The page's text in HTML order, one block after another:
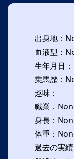
出身地：
血液型：
生年月日：
乗馬歴：
趣味：
職業：
身長：
体重：
過去の実績